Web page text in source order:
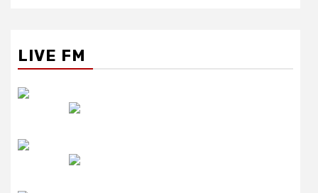
LIVE FM